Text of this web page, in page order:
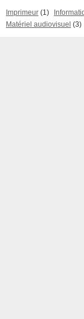
Imprimeur (1)
Matériel audiovisuel (3)